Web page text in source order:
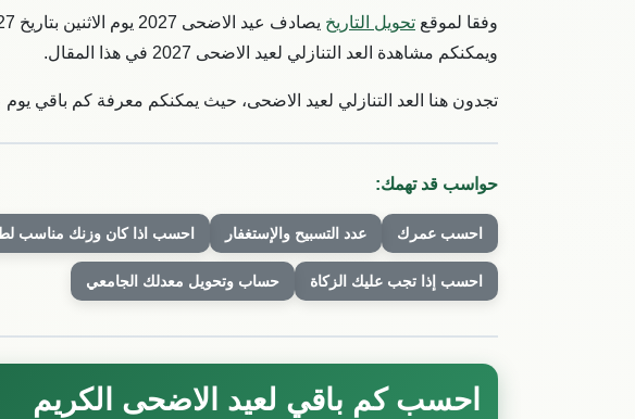
وفقا لموقع تحويل التاريخ يصادف عيد الاضحى 2027 يوم الاثنين بتاريخ 17/05/2027 ميلادي و
ويمكنكم مشاهدة العد التنازلي لعيد الاضحى 2027 في هذا المقال.
تجدون هنا العد التنازلي لعيد الاضحى، حيث يمكنكم معرفة كم باقي
حواسب قد تهمك:
احسب عمرك عدد التسبيح والإستغفار احسب اذا كان وزنك مناسب
احسب إذا تجب عليك الزكاة حساب وتحويل معدلك الجامعي
احسب كم باقي لعيد الاضحى الكريم